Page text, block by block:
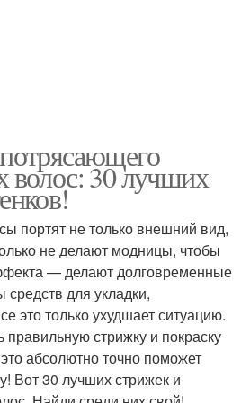
волос: 30 лучших
портят не только внешний вид,
не делают модницы, чтобы
— делают долговременные
средств для укладки,
это только ухудшает ситуацию.
правильную стрижку и покраску
абсолютно точно поможет
Вот 30 лучших стрижек и